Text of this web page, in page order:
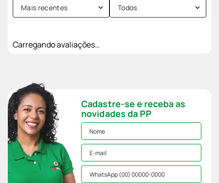
Mais recentes Todos
Carregando avaliações…
Cadastre-se e receba as
novidades da PP